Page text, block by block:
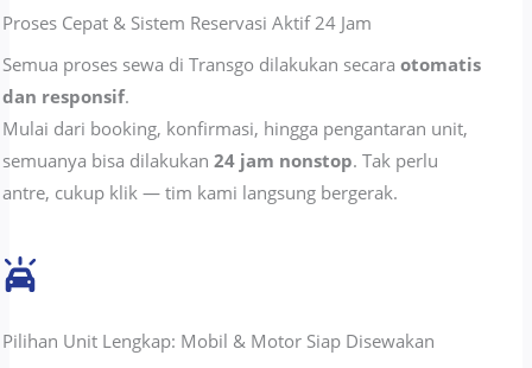
Proses Cepat & Sistem Reservasi Aktif 24 Jam
Semua proses sewa di Transgo dilakukan secaraotomatis
dan responsif.
Mulai dari booking, konfirmasi, hingga pengantaran unit,
semuanya bisa dilakukan24 jam nonstop. Tak perlu
antre, cukup klik — tim kami langsung bergerak.
Pilihan Unit Lengkap: Mobil & Motor Siap Disewakan